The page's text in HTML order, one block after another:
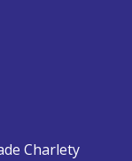
Charlety